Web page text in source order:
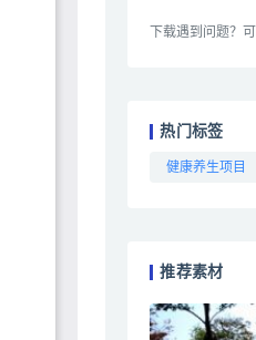
下载遇到问题？
热门标签
健康养生项目
推荐素材